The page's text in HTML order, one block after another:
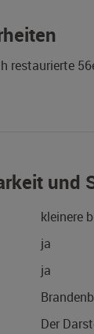
restaurierte
und
kleinere
ja
ja
Der